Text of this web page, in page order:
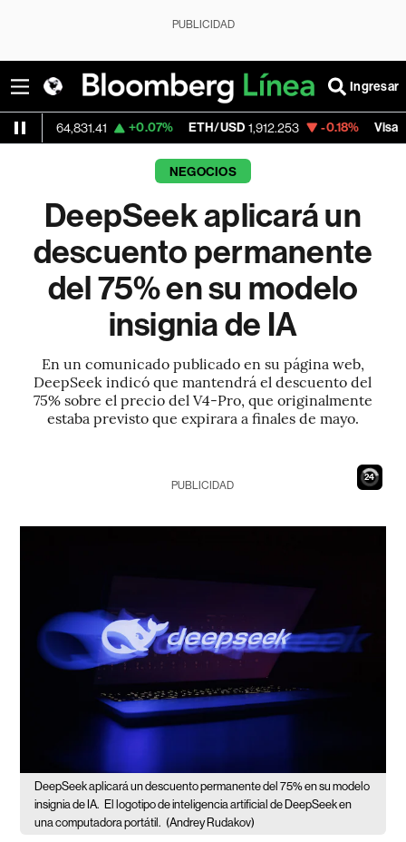
PUBLICIDAD
Ingresar
+0.07% ETH/USD 1,912.253 -0.18% Visa 368.54
NEGOCIOS
DeepSeek aplicará un
descuento permanente
del 75% en su modelo
insignia de IA
En un comunicado publicado en su página web,
DeepSeek indicó que mantendrá el descuento del
75% sobre el precio del V4-Pro, que originalmente
estaba previsto que expirara a finales de mayo.
23
PUBLICIDAD
DeepSeek aplicará un descuento permanente del 75% en su modelo
insignia de IA. El logotipo de inteligencia artificial de DeepSeek en
una computadora portátil. (Andrey Rudakov)